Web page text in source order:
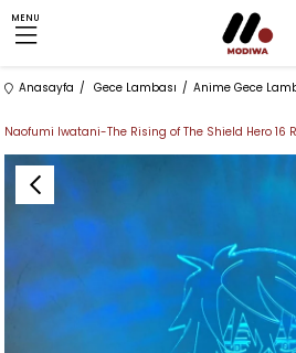
MENU
Anasayfa Gece Lambası Anime Gece
Naofumi Iwatani-The Rising of The Shield Hero 16